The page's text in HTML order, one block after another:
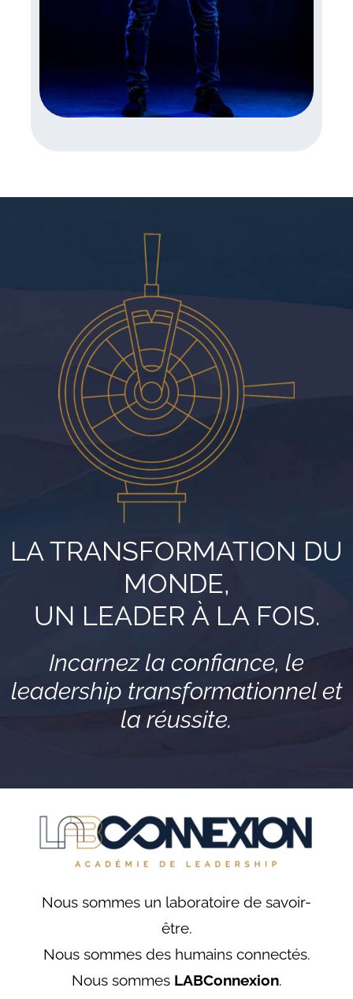
LA TRANSFORMATION DU
MONDE,
UN LEADER À LA FOIS.
Incarnez la confiance, le
leadership transformationnel et
la réussite.
Nous sommes un laboratoire de savoir-
être.
Nous sommes des humains connectés.
Nous sommes LABConnexion.